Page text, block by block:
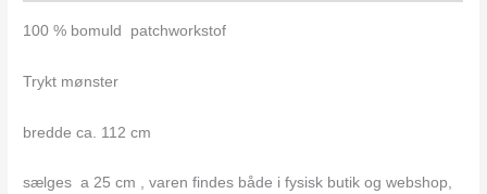
100 % bomuld patchworkstof
Trykt mønster
bredde ca. 112 cm
sælges a 25 cm , varen findes både i fysisk butik og webshop,